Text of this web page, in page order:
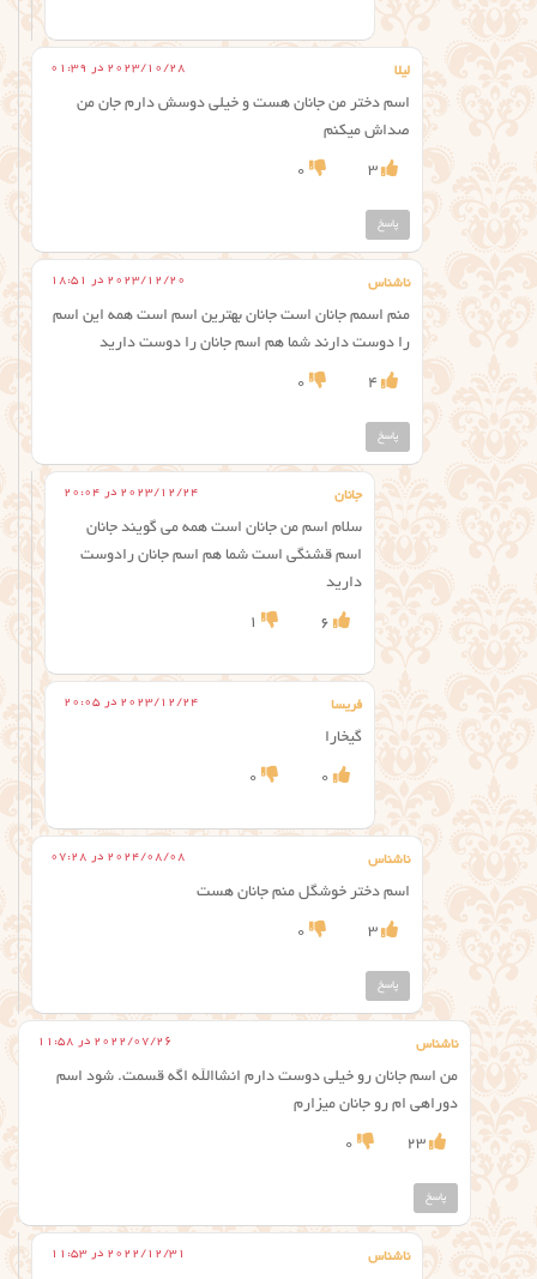
لیلا 2023/10/28 در 01:39
اسم دختر من جانان هست و خیلی دوسش دارم جان من
صداش میکنم
3
0
پاسخ
ناشناس 2023/12/20 در 18:51
منم اسمم جانان است جانان بهترین اسم است همه این اسم
را دوست دارند شما هم اسم جانان را دوست دارید
4
0
پاسخ
جانان 2023/12/24 در 20:04
سلام اسم من جانان است همه می گویند جانان
اسم قشنگی است شما هم اسم جانان رادوست
دارید
6
1
فریسا 2023/12/24 در 20:05
گیخارا
0
0
ناشناس 2024/08/08 در 07:28
اسم دختر خوشگل منم جانان هست
3
0
پاسخ
ناشناس 2022/07/26 در 11:58
من اسم جانان رو خیلی دوست دارم انشاالله اگه قسمت. شود اسم
دوراهی ام رو جانان میزارم
23
0
پاسخ
ناشناس 2022/12/31 در 11:53